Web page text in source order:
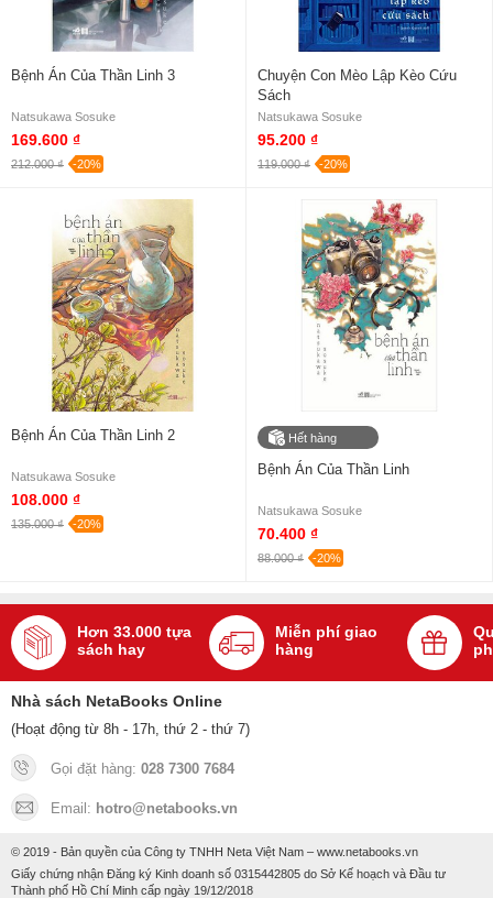
Bệnh Án Của Thần Linh 3
Natsukawa Sosuke
169.600 ₫
212.000 ₫ -20%
Chuyện Con Mèo Lập Kèo Cứu
Sách
Natsukawa Sosuke
95.200 ₫
119.000 ₫ -20%
Bệnh Án Của Thần Linh 2
Natsukawa Sosuke
108.000 ₫
135.000 ₫ -20%
Hết hàng
Bệnh Án Của Thần Linh
Natsukawa Sosuke
70.400 ₫
88.000 ₫ -20%
Hơn 33.000 tựa
sách hay
Miễn phí giao
hàng
Nhà sách NetaBooks Online
(Hoạt động từ 8h - 17h, thứ 2 - thứ 7)
Gọi đặt hàng: 028 7300 7684
Email: hotro@netabooks.vn
© 2019 - Bản quyền của Công ty TNHH Neta Việt Nam – www.netabooks.vn
Giấy chứng nhận Đăng ký Kinh doanh số 0315442805 do Sở Kế hoạch và Đầu tư
Thành phố Hồ Chí Minh cấp ngày 19/12/2018